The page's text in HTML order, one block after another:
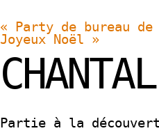
« Party de bureau de
Joyeux Noël »
Partie à la